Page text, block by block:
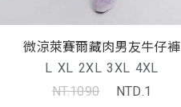
微涼萊賽爾藏肉男友牛仔褲
L XL 2XL 3XL 4XL
NT.1090
NTD.1